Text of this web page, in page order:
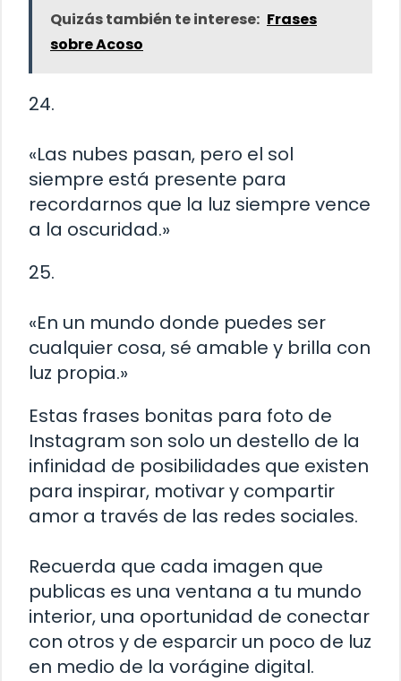
Quizás también te interese: Frases
sobre Acoso
24.
«Las nubes pasan, pero el sol
siempre está presente para
recordarnos que la luz siempre vence
a la oscuridad.»
25.
«En un mundo donde puedes ser
cualquier cosa, sé amable y brilla con
luz propia.»
Estas frases bonitas para foto de
Instagram son solo un destello de la
infinidad de posibilidades que existen
para inspirar, motivar y compartir
amor a través de las redes sociales.
Recuerda que cada imagen que
publicas es una ventana a tu mundo
interior, una oportunidad de conectar
con otros y de esparcir un poco de luz
en medio de la vorágine digital.